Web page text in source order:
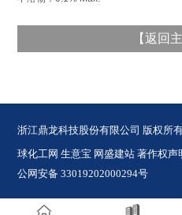
【返回
浙江鼎龙科技股份有限公司 版权所
球化工网 生意宝 网盛建站 著作权声
公网安备 33019202000294号